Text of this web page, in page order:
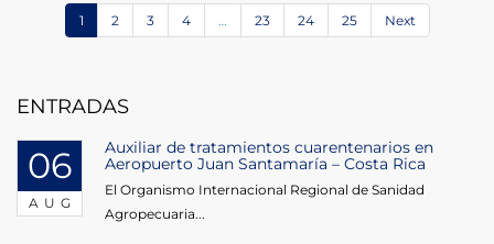
1 2 3 4 … 23 24 25 Next
ENTRADAS
06
AUG
Auxiliar de tratamientos cuarentenarios en
Aeropuerto Juan Santamaría – Costa Rica
El Organismo Internacional Regional de Sanidad
Agropecuaria...